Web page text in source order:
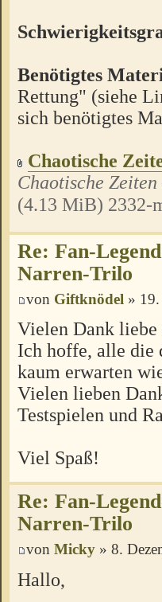
Benötigtes
Rettung" (siehe
sich benötigtes
Chaotische
Chaotische
(4.13 MiB) 2332-
Re: Fan-
Narren-Trilo
von Giftknödel »
Vielen Dank
Ich hoffe, alle die
kaum erwarten
Vielen lieben
Testspielen und
Viel Spaß!
Re: Fan-
Narren-Trilo
von Micky » 8.
Hallo,